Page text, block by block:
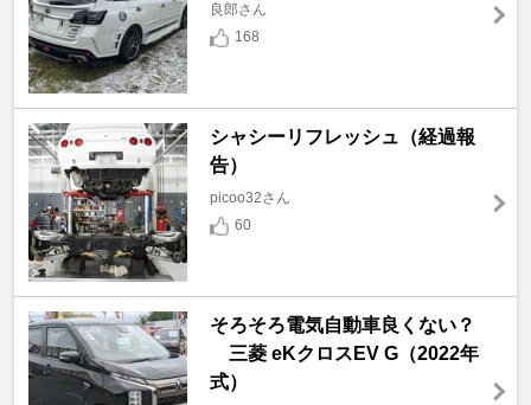
良郎さん
168
シャシーリフレッシュ（経過報
告）
picoo32さん
60
そろそろ電気自動車良くない？
三菱 eKクロスEV G（2022年
式）